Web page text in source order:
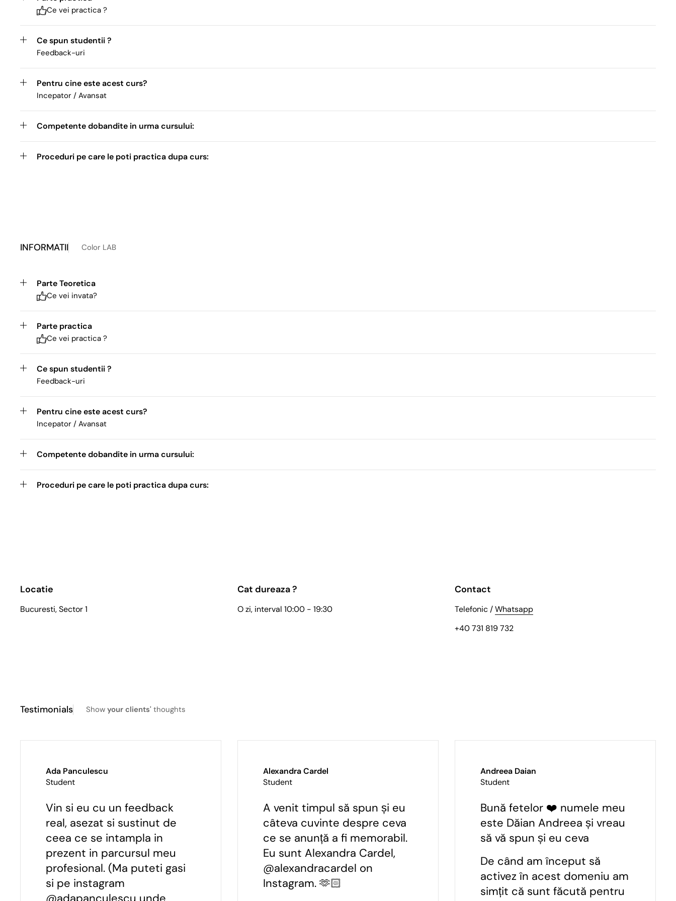
Ce vei practica ?
Ce spun studentii ?
Feedback-uri
Pentru cine este acest curs?
Incepator / Avansat
Competente dobandite in urma cursului:
Proceduri pe care le poti practica dupa curs:
INFORMATII Color LAB
Parte Teoretica
Ce vei invata?
Parte practica
Ce vei practica ?
Ce spun studentii ?
Feedback-uri
Pentru cine este acest curs?
Incepator / Avansat
Competente dobandite in urma cursului:
Proceduri pe care le poti practica dupa curs:
Locatie
Bucuresti, Sector 1
Cat dureaza ?
O zi, interval 10:00 - 19:30
Contact
Telefonic /Whatsapp
+40 731 819 732
Testimonials Show your clients' thoughts
Ada Panculescu
Student
Vin si eu cu un feedback
real, asezat si sustinut de
ceea ce se intampla in
prezent in parcursul meu
profesional. (Ma puteti gasi
si pe instagram
Alexandra Cardel
Student
A venit timpul să spun și eu
câteva cuvinte despre ceva
ce se anunță a fi memorabil.
Eu sunt Alexandra Cardel,
@alexandracardel on
Instagram. 🫶🏻
Andreea Daian
Student
Bună fetelor ❤️ numele meu
este Dăian Andreea și vreau
să vă spun și eu ceva
De când am început să
activez în acest domeniu am
simțit că sunt făcută pentru